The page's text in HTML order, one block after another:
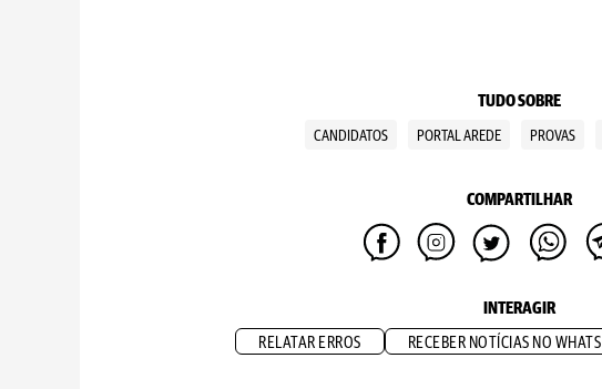
TUDO SOBRE
CANDIDATOS PORTAL AREDE PROVAS
COMPARTILHAR
INTERAGIR
RELATAR ERROS RECEBER NOTÍCIAS NO WHATS